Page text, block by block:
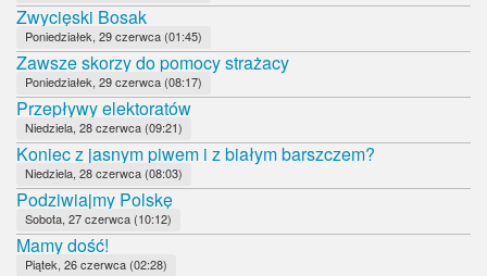
Zwycięski Bosak
Poniedziałek, 29 czerwca (01:45)
Zawsze skorzy do pomocy strażacy
Poniedziałek, 29 czerwca (08:17)
Przepływy elektoratów
Niedziela, 28 czerwca (09:21)
Koniec z jasnym piwem i z białym barszczem?
Niedziela, 28 czerwca (08:03)
Podziwiajmy Polskę
Sobota, 27 czerwca (10:12)
Mamy dość!
Piątek, 26 czerwca (02:28)